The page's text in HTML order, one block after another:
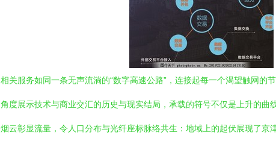
关服务如同一条无声流淌的“数字高速公路”，连接起每一个渴望触网
度展示技术与商业交汇的历史与现实结局，承载的符号不仅是上升的
云彰显流量，令人口分布与光纤座标脉络共生：地域上的起伏展现了